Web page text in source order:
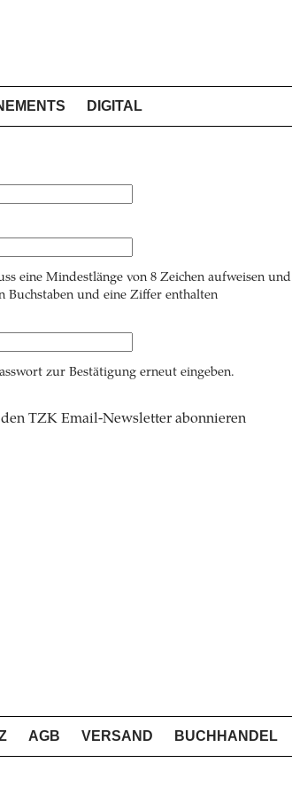
DIGITAL
eine Mindestlänge von 8 Zeichen aufweisen und
Buchstaben und eine Ziffer enthalten
zur Bestätigung erneut eingeben.
TZK Email-Newsletter abonnieren
AGB VERSAND BUCHHANDEL